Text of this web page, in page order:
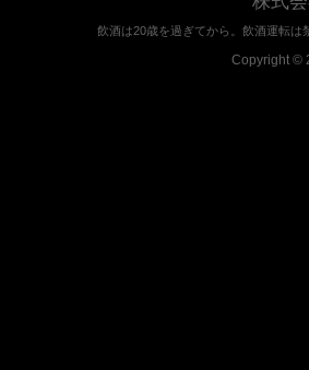
飲酒は20歳を過ぎてから。飲酒運転は
Copyright ©